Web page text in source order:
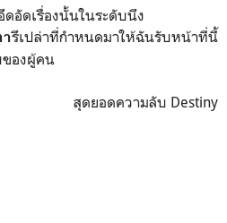
อัดเรื่องนั้นในระดับนึง
ารึเปล่าที่กำหนดมาให้ฉันรับหน้าที่นี้
องผู้คน
สุดยอดความลับ Destiny